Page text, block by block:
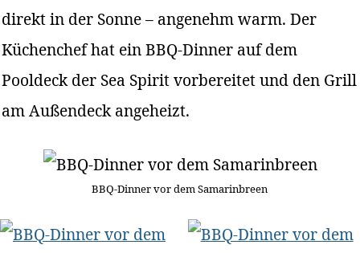
direkt in der Sonne – angenehm warm. Der
Küchenchef hat ein BBQ-Dinner auf dem
Pooldeck der Sea Spirit vorbereitet und den Grill
am Außendeck angeheizt.
BBQ-Dinner vor dem Samarinbreen